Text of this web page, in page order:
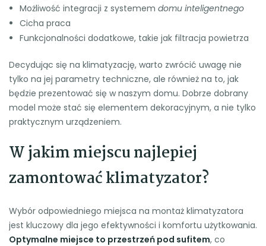
Możliwość integracji z systemem domu inteligentnego
Cicha praca
Funkcjonalności dodatkowe, takie jak filtracja powietrza
Decydując się na klimatyzację, warto zwrócić uwagę nie
tylko na jej parametry techniczne, ale również na to, jak
będzie prezentować się w naszym domu. Dobrze dobrany
model może stać się elementem dekoracyjnym, a nie tylko
praktycznym urządzeniem.
W jakim miejscu najlepiej
zamontować klimatyzator?
Wybór odpowiedniego miejsca na montaż klimatyzatora
jest kluczowy dla jego efektywności i komfortu użytkowania.
Optymalne miejsce to przestrzeń pod sufitem, co